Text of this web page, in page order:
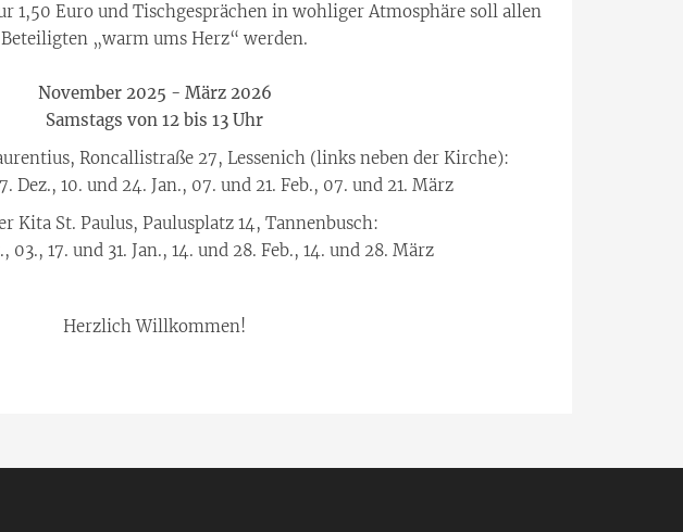
1,50 Euro und Tischgesprächen in wohliger Atmosphäre soll allen
Beteiligten „warm ums Herz“ werden.
November 2025 - März 2026
Samstags von 12 bis 13 Uhr
Roncallistraße 27, Lessenich (links neben der Kirche):
Dez., 10. und 24. Jan., 07. und 21. Feb., 07. und 21. März
Kita St. Paulus, Paulusplatz 14, Tannenbusch:
03., 17. und 31. Jan., 14. und 28. Feb., 14. und 28. März
Herzlich Willkommen!